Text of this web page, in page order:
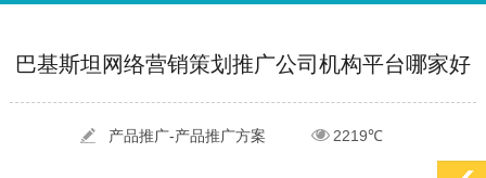
[2022-05-04] 污水处理设备厂家产品如何做网络推广（污水处理项目网...
巴基斯坦网络营销策划推广公司机构平台哪家好
产品推广-产品推广方案 2219℃